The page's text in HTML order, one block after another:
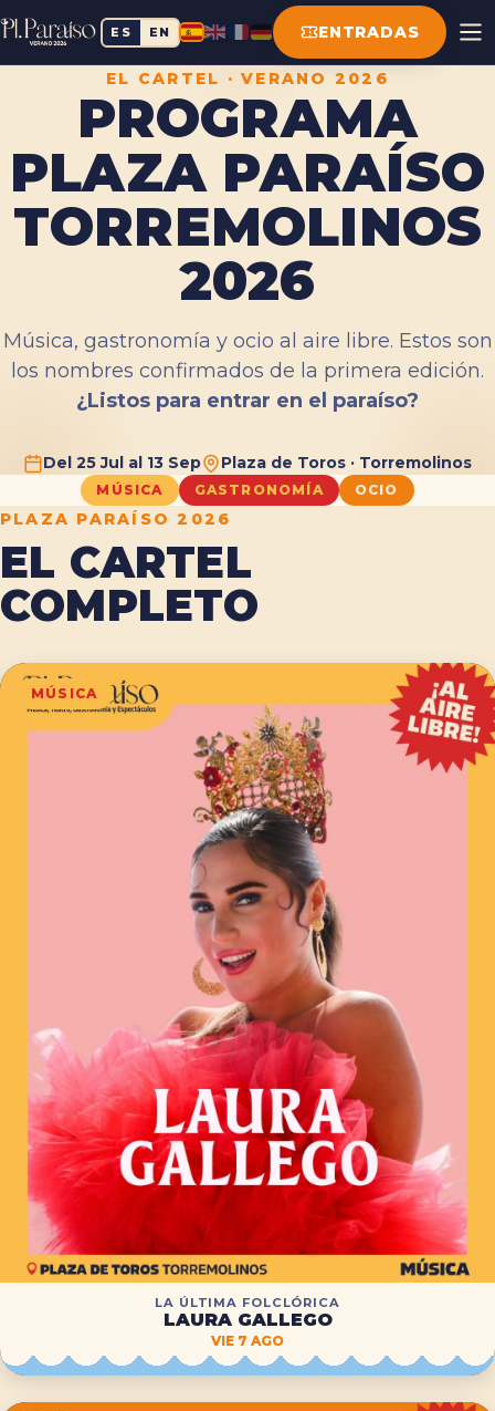
ES EN ENTRADAS
EL CARTEL · VERANO 2026
PROGRAMA
PLAZA PARAÍSO
TORREMOLINOS
2026
Música, gastronomía y ocio al aire libre. Estos son
los nombres confirmados de la primera edición.
¿Listos para entrar en el paraíso?
Del 25 Jul al 13 Sep Plaza de Toros · Torremolinos
MÚSICA GASTRONOMÍA OCIO
PLAZA PARAÍSO 2026
EL CARTEL
COMPLETO
MÚSICA
LA ÚLTIMA FOLCLÓRICA
LAURA GALLEGO
VIE 7 AGO